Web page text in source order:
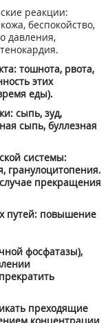
реакции:
беспокойство,
давления,
тошнота, рвота,
этих
еды).
сыпь, зуд,
сыпь, буллезная
системы:
гранулоцитопения.
прекращения
путей: повышение
фосфатазы),
преходящие